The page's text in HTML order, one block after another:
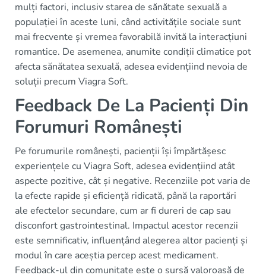
mulți factori, inclusiv starea de sănătate sexuală a
populației în aceste luni, când activitățile sociale sunt
mai frecvente și vremea favorabilă invită la interacțiuni
romantice. De asemenea, anumite condiții climatice pot
afecta sănătatea sexuală, adesea evidențiind nevoia de
soluții precum Viagra Soft.
Feedback De La Pacienți Din
Forumuri Românești
Pe forumurile românești, pacienții își împărtășesc
experiențele cu Viagra Soft, adesea evidențiind atât
aspecte pozitive, cât și negative. Recenziile pot varia de
la efecte rapide și eficiență ridicată, până la raportări
ale efectelor secundare, cum ar fi dureri de cap sau
disconfort gastrointestinal. Impactul acestor recenzii
este semnificativ, influențând alegerea altor pacienți și
modul în care aceștia percep acest medicament.
Feedback-ul din comunitate este o sursă valoroasă de